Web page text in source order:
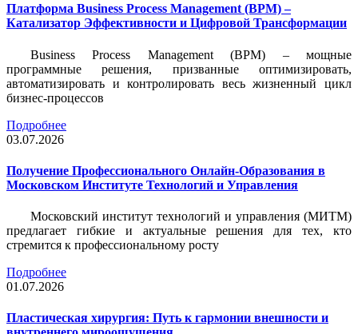
Платформа Business Process Management (BPM) –
Катализатор Эффективности и Цифровой Трансформации
Business Process Management (BPM) – мощные
программные решения, призванные оптимизировать,
автоматизировать и контролировать весь жизненный цикл
бизнес-процессов
Подробнее
03.07.2026
Получение Профессионального Онлайн-Образования в
Московском Институте Технологий и Управления
Московский институт технологий и управления (МИТМ)
предлагает гибкие и актуальные решения для тех, кто
стремится к профессиональному росту
Подробнее
01.07.2026
Пластическая хирургия: Путь к гармонии внешности и